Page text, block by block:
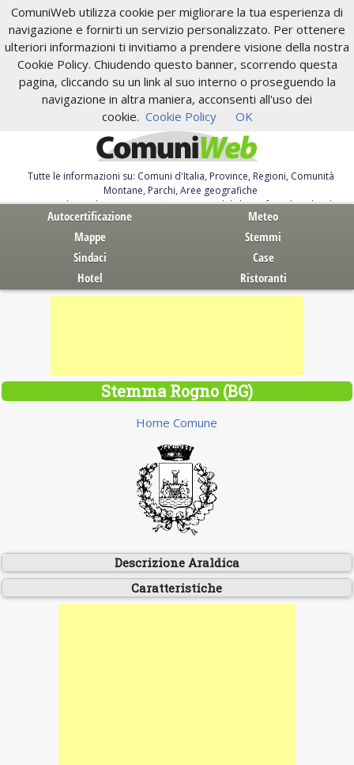
ComuniWeb utilizza cookie per migliorare la tua esperienza di
navigazione e fornirti un servizio personalizzato. Per ottenere
ulteriori informazioni ti invitiamo a prendere visione della nostra
Cookie Policy. Chiudendo questo banner, scorrendo questa
pagina, cliccando su un link al suo interno o proseguendo la
navigazione in altra maniera, acconsenti all'uso dei
cookie. Cookie Policy OK
Tutte le informazioni su: Comuni d'Italia, Province, Regioni, Comunità
Montane, Parchi, Aree geografiche
Servizi al Cittadino. Autocertificazione, moduli, leggi, free download
Autocertificazione
Meteo
Mappe
Stemmi
Sindaci
Case
Hotel
Ristoranti
Stemma Rogno (BG)
Home Comune
Descrizione Araldica
Caratteristiche